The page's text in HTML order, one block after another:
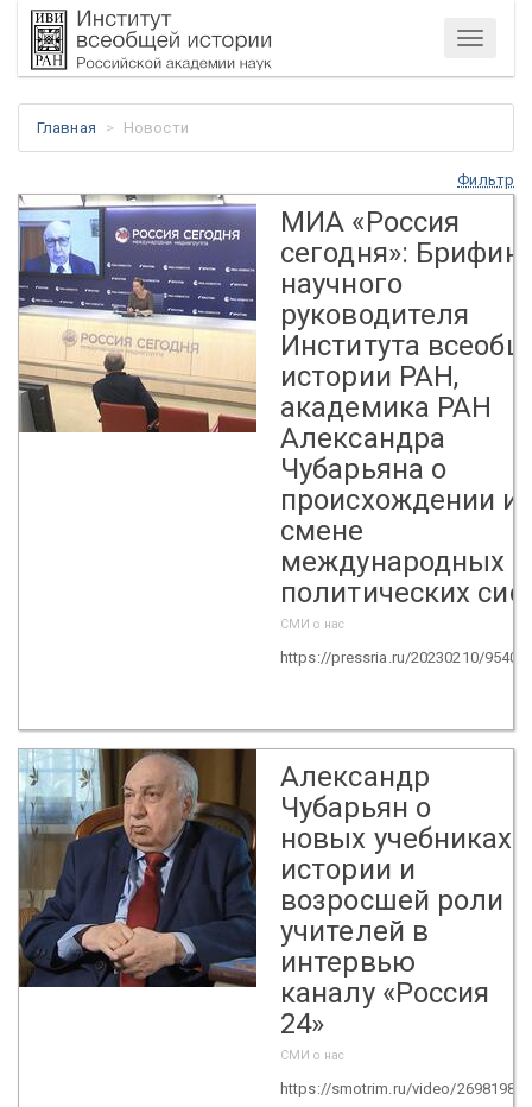
Меню
Главная Новости
Фильтр
МИА «Россия
сегодня»:
научного
руководителя
Института
истории РАН,
академика РАН
Александра
Чубарьяна о
происхождении и
смене
международных
политических
СМИ о нас
https://pressria.ru/20230210/
Александр
Чубарьян о
новых учебниках
истории и
возросшей роли
учителей в
интервью
каналу «Россия
24»
СМИ о нас
https://smotrim.ru/video/2698198